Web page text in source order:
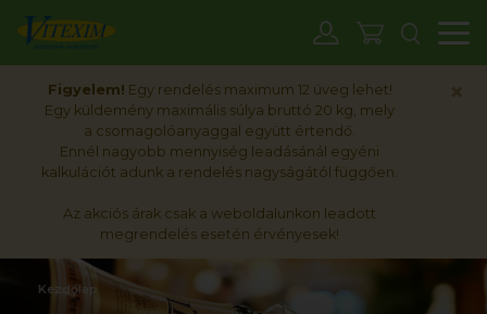
Figyelem! Egy rendelés maximum 12 üveg lehet!
Egy küldemény maximális súlya bruttó 20 kg, mely
a csomagolóanyaggal együtt értendő.
Ennél nagyobb mennyiség leadásánál egyéni
kalkulációt adunk a rendelés nagyságától függően.
Az akciós árak csak a weboldalunkon leadott
megrendelés esetén érvényesek!
Kezdőlap